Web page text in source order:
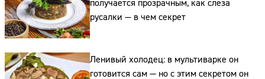
получается прозрачным, как слеза
русалки — в чем секрет
Ленивый холодец: в мультиварке он
готовится сам — но с этим секретом он